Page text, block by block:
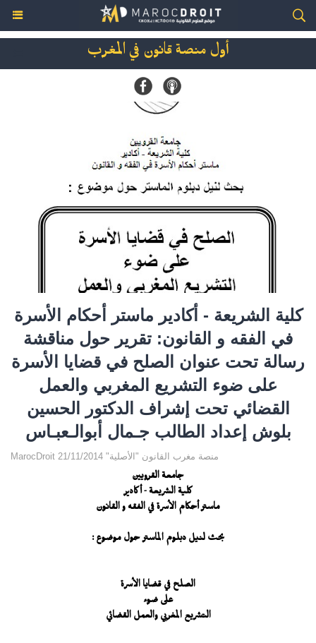
أول منصة قانون في المغرب
كلية الشريعة - أكادير ماستر أحكام الأسرة
في الفقه و القانون: تقرير حول مناقشة
رسالة تحت عنوان الصلح في قضايا الأسرة
على ضوء التشريع المغربي والعمل
القضائي تحت إشراف الدكتور الحسين
بلوش إعداد الطالب جـمال أبوالـعبـاس
MarocDroit منصة مغرب القانون "الأصلية" 21/11/2014
جامعة القرويين
كلية الشريعة - أكادير
ماستر أحكام الأسرة في الفقه و القانون
بحث لنيل دبلوم الماستر حول موضوع :
الصلح في قضايا الأسرة
على ضوء
التشريع المغربي والعمل القضائي